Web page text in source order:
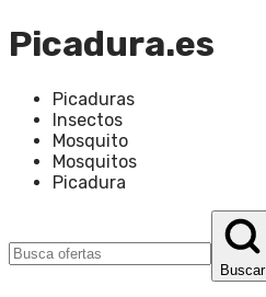
Picadura.es
Picaduras
Insectos
Mosquito
Mosquitos
Picadura
Buscar